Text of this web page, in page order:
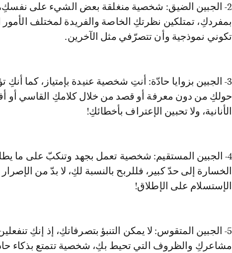
2- الجبين الضيق: شخصية منغلقة بعض الشيء على
بمفردكِ، تمتلكين نظرتكِ الخاصة والفريدة لمختلف الأمور
تكوني نموذجية وأن تتصرّفي مثل الآخرين.
3- الجبين بزوايا حادّة: أنتِ شخصية عنيدة بإمتياز، كما
حولكِ من دون معرفة أو قصد من خلال كلامكِ القاسي أو
الأنانية، ولا تحبين الإعتراف بأخطائكِ!
4- الجبين المستقيم: شخصية تعمل بجهد وتنكبّ على ما
الخسارة إلى حدّ كبير، فللربح بالنسبة لكِ، لا بدّ من
الإستسلام على الإطلاق!
5- الجبين المتقوس: لا يمكن التنبؤ بتصرفاتكِ، إذ إنكِ
مشاعركِ والظروف التي تحيط بكِ، شخصية تتمتع بذكاء حاد